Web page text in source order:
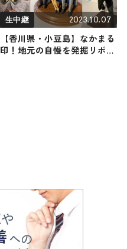
生中継 2023.10.07
【香川県・小豆島】なかまる
印！地元の自慢を発掘リポー